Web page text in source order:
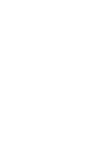
Pomiń karuzelę